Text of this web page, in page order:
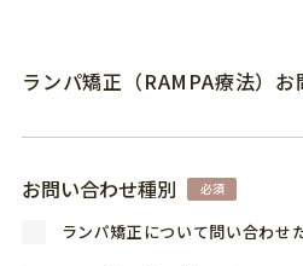
ランパ矯正（RAMPA療法）
お問い合わせ種別
ランパ矯正について問い合わせ